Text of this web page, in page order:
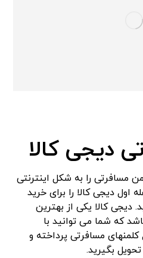
دیجی کالا
مسافرتی را به شکل اینترنتی
اول دیجی کالا را برای خرید
کالا یکی از بهترین
که شما می توانید با
کلمنهای مسافرتی پرداخته و
بگیرید.